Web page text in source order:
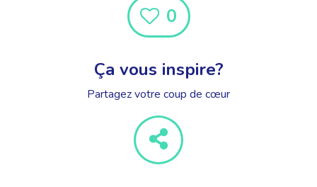
0
Ça vous inspire?
Partagez votre coup de cœur